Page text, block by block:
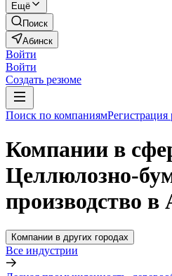
Ещё
Поиск
Абинск
Войти
Войти
Создать резюме
Поиск по компаниямРегистрация
Компании в
Целлюлозно-
производство в
Компании в других городах
Все индустрии